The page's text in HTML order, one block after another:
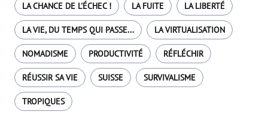
LA CHANCE DE L'ÉCHEC ! LA FUITE LA LIBERTÉ
LA VIE, DU TEMPS QUI PASSE... LA VIRTUALISATION
NOMADISME PRODUCTIVITÉ RÉFLÉCHIR
RÉUSSIR SA VIE SUISSE SURVIVALISME
TROPIQUES